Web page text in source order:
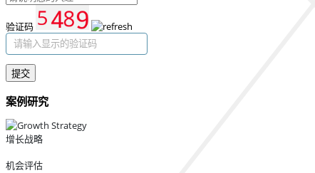
验证码
提交
案例研究
增长战略
机会评估